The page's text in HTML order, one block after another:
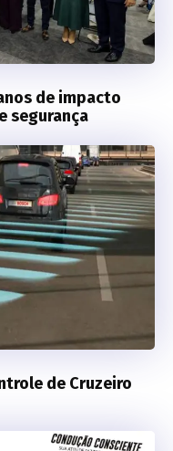
de impacto
segurança
de Cruzeiro